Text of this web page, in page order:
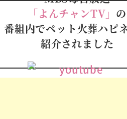
「よんチャンTV」 の
番組内でペット火葬ハピ
紹介されました